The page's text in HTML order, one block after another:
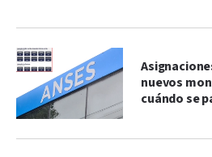
nuevos
cuándo se